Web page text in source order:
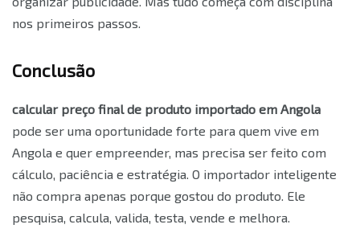
nos primeiros passos.
Conclusão
calcular preço final de produto importado em Angola
pode ser uma oportunidade forte para quem vive em
Angola e quer empreender, mas precisa ser feito com
cálculo, paciência e estratégia. O importador inteligente
não compra apenas porque gostou do produto. Ele
pesquisa, calcula, valida, testa, vende e melhora.